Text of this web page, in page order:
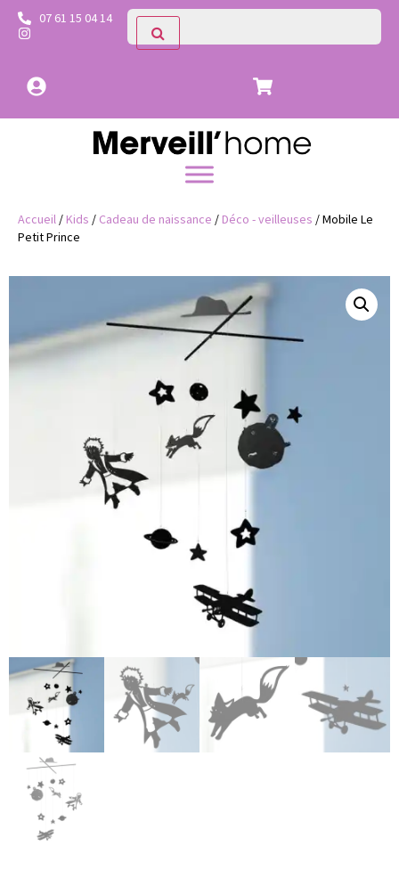
07 61 15 04 14
Accueil /Kids / Cadeau de naissance /Déco - veilleuses / Mobile Le
Petit Prince